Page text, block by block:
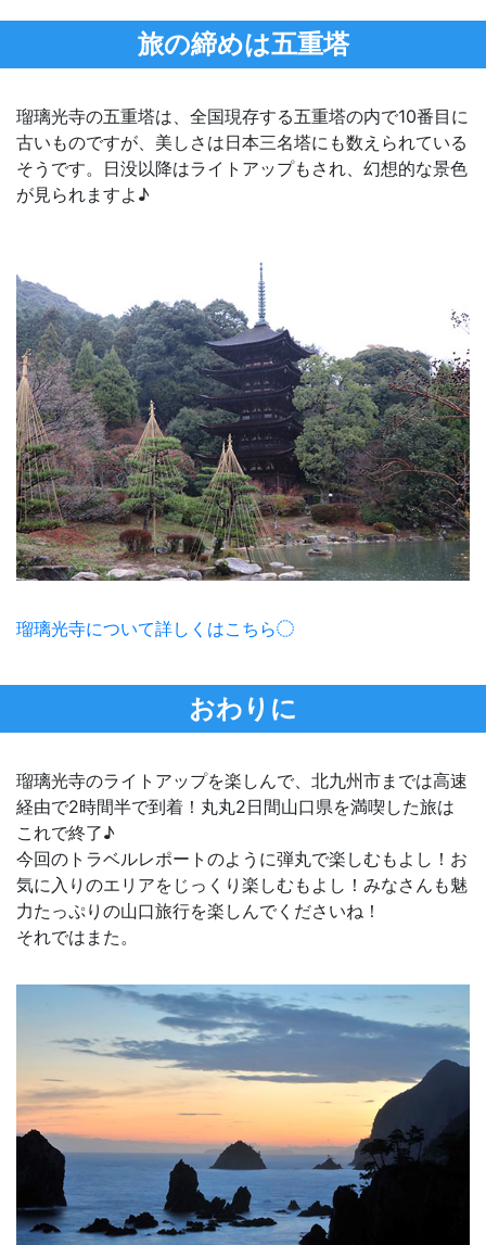
旅の締めは五重塔
瑠璃光寺の五重塔は、全国現存する五重塔の内で10番目に
古いものですが、美しさは日本三名塔にも数えられている
そうです。日没以降はライトアップもされ、幻想的な景色
が見られますよ♪
瑠璃光寺について詳しくはこちら
おわりに
瑠璃光寺のライトアップを楽しんで、北九州市までは高速
経由で2時間半で到着！丸丸2日間山口県を満喫した旅は
これで終了♪
今回のトラベルレポートのように弾丸で楽しむもよし！お
気に入りのエリアをじっくり楽しむもよし！みなさんも魅
力たっぷりの山口旅行を楽しんでくださいね！
それではまた。